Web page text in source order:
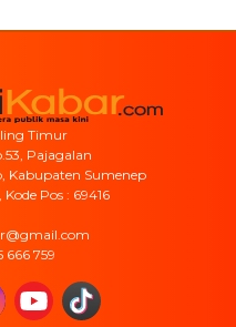
Timur
Pajagalan
Kabupaten Sumenep
Pos : 69416
666 759